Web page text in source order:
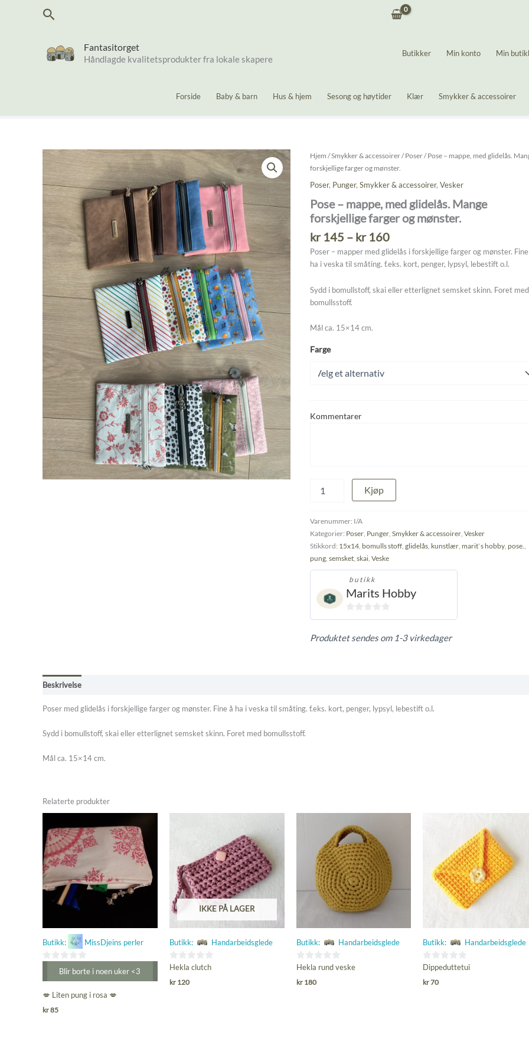
Søk
Fantasitorget
Håndlagde kvalitetsprodukter fra lokale skapere
Butikker Min konto Min
Forside Baby & barn Hus & hjem Sesong og høytider Klær Smykker & accessoirer
Hjem /Smykker & accessoirer/Poser/ Pose – mappe, med glidelås.
forskjellige farger og mønster.
Poser, Punger,Smykker & accessoirer,Vesker
Pose – mappe, med glidelås. Mange
forskjellige farger og mønster.
kr145 – kr160Prisområde:
kr 145
til
Poser – mapper med glidelås i forskjellige farger og mønster.
ha i veska til småting. f.eks. kort, penger, lypsyl, lebestift o.l.
Sydd i bomullstoff, skai eller etterlignet semsket skinn. Foret med
bomullsstoff.
Mål ca. 15×14 cm.
Farge
Kommentarer
med
glidelås.
Mange
forskjellige
mønster.
antall
Kjøp
Varenummer: I/A
Kategorier: Poser Punger ,Smykker & accessoirer ,Vesker
Stikkord: 15x14 bomulls stoff ,glidelås kunstlær marit`s hobby pose.
pung ,semsket ,skai ,Veske
butikk
Marits Hobby
0
av
Produktet sendes om 1-3 virkedager
Beskrivelse
Poser med glidelås i forskjellige farger og mønster. Fine å ha i veska til småting. f.eks. kort, penger, lypsyl, lebestift o.l.
Sydd i bomullstoff, skai eller etterlignet semsket skinn. Foret med bomullsstoff.
Mål ca. 15×14 cm.
Relaterte produkter
Butikk: MissDjeins perler
av
Blir borte i noen uker <3
💋 Liten pung i rosa 💋
kr85
IKKE PÅ LAGER
Butikk: Handarbeidsglede
0
ut
Hekla clutch
kr120
Butikk: Handarbeidsglede
0
ut
Hekla rund veske
kr180
Butikk: Handarbeidsglede
0
ut
Dippeduttetui
kr70